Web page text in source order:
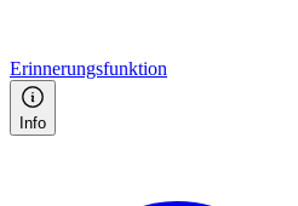
Erinnerungsfunktion
Info